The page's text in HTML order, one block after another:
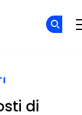
di